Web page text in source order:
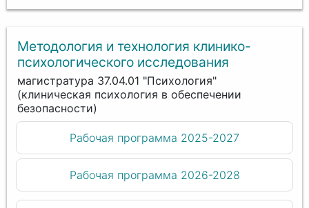
Методология и технология клинико-
психологического исследования
магистратура 37.04.01 "Психология"
(клиническая психология в обеспечении
безопасности)
Рабочая программа 2025-2027
Рабочая программа 2026-2028